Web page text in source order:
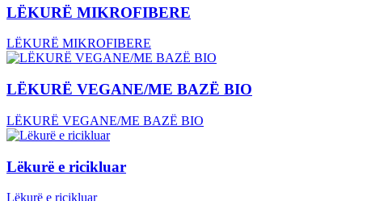
LËKURË MIKROFIBERE
LËKURË MIKROFIBERE
LËKURË VEGANE/ME BAZË BIO
LËKURË VEGANE/ME BAZË BIO
Lëkurë e ricikluar
Lëkurë e ricikluar